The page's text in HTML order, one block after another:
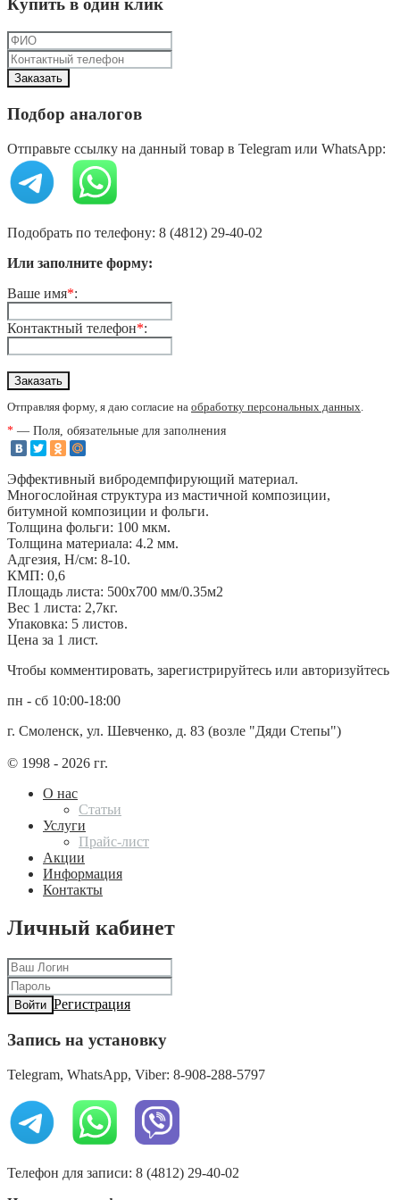
Купить в один клик
Подбор аналогов
Отправьте ссылку на данный товар в Telegram или WhatsApp:
Подобрать по телефону: 8 (4812) 29-40-02
Или заполните форму:
Ваше имя*:
Контактный телефон*:
Отправляя форму, я даю согласие на обработку персональных данных.
* — Поля, обязательные для заполнения
Эффективный вибродемпфирующий материал.
Многослойная структура из мастичной композиции,
битумной композиции и фольги.
Толщина фольги: 100 мкм.
Толщина материала: 4.2 мм.
Адгезия, Н/см: 8-10.
КМП: 0,6
Площадь листа: 500х700 мм/0.35м2
Вес 1 листа: 2,7кг.
Упаковка: 5 листов.
Цена за 1 лист.
Чтобы комментировать, зарегистрируйтесь или авторизуйтесь
пн - сб 10:00-18:00
г. Смоленск, ул. Шевченко, д. 83 (возле "Дяди Степы")
© 1998 - 2026 гг.
О нас
Статьи
Услуги
Прайс-лист
Акции
Информация
Контакты
Личный кабинет
Войти Регистрация
Запись на установку
Telegram, WhatsApp, Viber: 8-908-288-5797
Телефон для записи: 8 (4812) 29-40-02